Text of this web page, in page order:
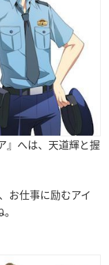
』へは、天道輝と握
お仕事に励むアイ